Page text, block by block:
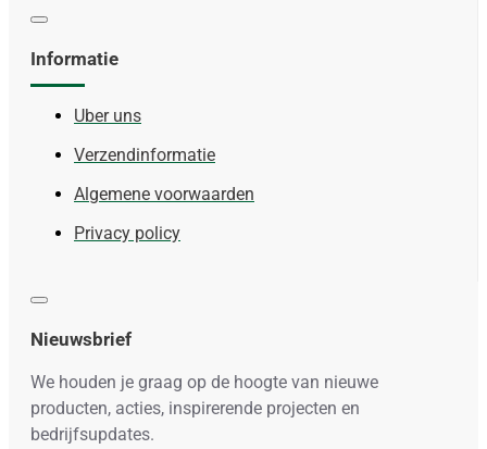
Informatie
Uber uns
Verzendinformatie
Algemene voorwaarden
Privacy policy
Nieuwsbrief
We houden je graag op de hoogte van nieuwe
producten, acties, inspirerende projecten en
bedrijfsupdates.